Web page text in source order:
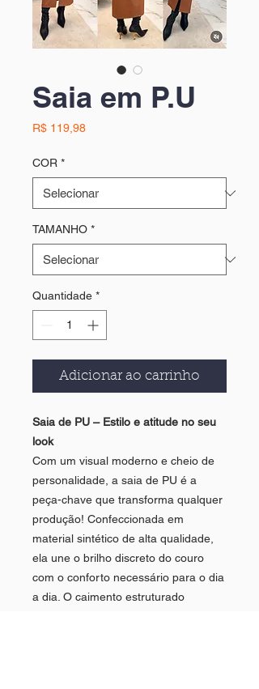
Saia em P.U
R$ 119,98Preço
COR *
TAMANHO *
Quantidade *
Adicionar ao carrinho
Saia de PU – Estilo e atitude no seu
look
Com um visual moderno e cheio de
personalidade, a saia de PU é a
peça-chave que transforma qualquer
produção! Confeccionada em
material sintético de alta qualidade,
ela une o brilho discreto do couro
com o conforto necessário para o dia
a dia. O caimento estruturado